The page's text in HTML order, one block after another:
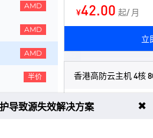
AMD
AMD
AMD
半价
¥42.00 起/ 月
立
香港高防云主机 4核
核心：4核
导致源失效解决方案 ✖